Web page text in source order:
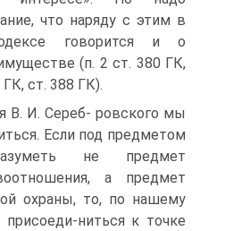
что наряду с этим в
говорится и о
(п. 2 ст. 380 ГК,
ст. 388 ГК).
В. И. Сереб- ровского мы
Если под предметом
не предмет
а предмет
охраны, то, по нашему
ниться к точке